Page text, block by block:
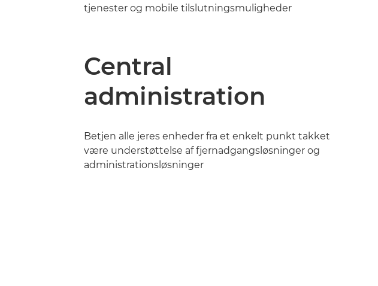
tjenester og mobile tilslutningsmuligheder
Central
administration
Betjen alle jeres enheder fra et enkelt punkt takket
være understøttelse af fjernadgangsløsninger og
administrationsløsninger